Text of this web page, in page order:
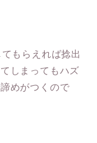
もらえれば捻出
しまってもハズ
めがつくので